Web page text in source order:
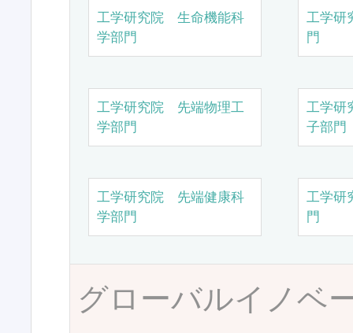
工学研究院 生命機能科
学部門
工学研
門
工学研究院 先端物理工
学部門
工学研
子部門
工学研究院 先端健康科
学部門
工学研
門
グローバルイノベ